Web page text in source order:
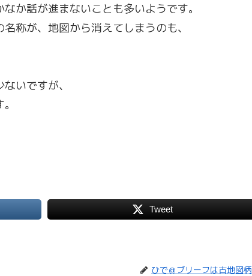
か話が進まないことも多いようです。
称が、地図から消えてしまうのも、
いですが、
Tweet
ひで＠ブリーフは古地図柄